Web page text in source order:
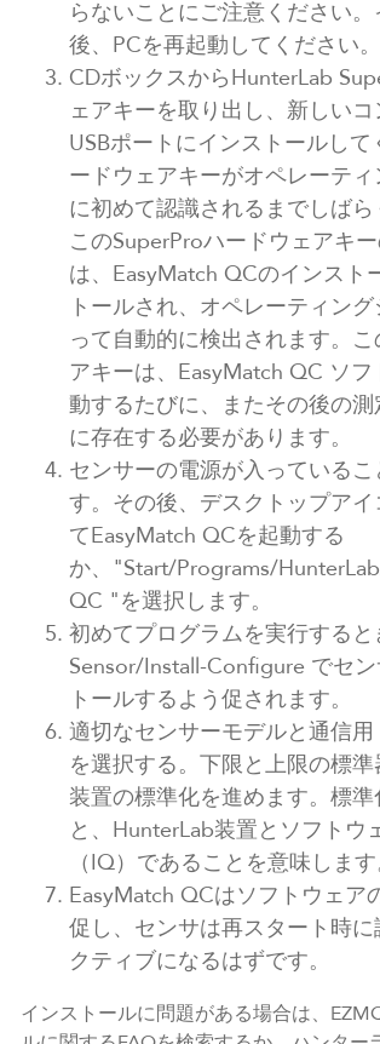
らないことにご注意ください
後、PCを再起動してください。
CDボックスからHunterLab
ェアキーを取り出し、新しい
USBポートにインストールし
ードウェアキーがオペレーテ
に初めて認識されるまでしばら
このSuperProハードウェアキ
は、EasyMatch QCのインスト
トールされ、オペレーティン
って自動的に検出されます。
アキーは、EasyMatch QC ソフ
動するたびに、またその後の測
に存在する必要があります。
センサーの電源が入っているこ
す。その後、デスクトップアイ
てEasyMatch QCを起動する
か、"Start/Programs/
QC "を選択します。
初めてプログラムを実行すると
Sensor/Install-Configure でセ
トールするよう促されます。
適切なセンサーモデルと通信
を選択する。下限と上限の標
装置の標準化を進めます。標
と、HunterLab装置とソフトウ
（IQ）であることを意味します
EasyMatch QCはソフトウェア
促し、センサは再スタート時
クティブになるはずです。
インストールに問題がある場合は、